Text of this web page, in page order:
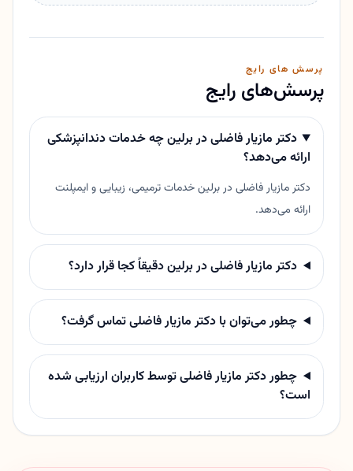
پرسش های رایج
پرسش‌های رایج
دکتر مازیار فاضلی در برلین چه خدمات دندانپزشکی
ارائه می‌دهد؟
دکتر مازیار فاضلی در برلین خدمات ترمیمی، زیبایی و ایمپلنت
ارائه می‌دهد.
دکتر مازیار فاضلی در برلین دقیقاً کجا قرار دارد؟
چطور می‌توان با دکتر مازیار فاضلی تماس گرفت؟
چطور دکتر مازیار فاضلی توسط کاربران ارزیابی شده
است؟